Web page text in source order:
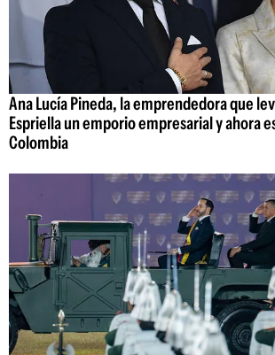
Ana Lucía Pineda, la emprendedora que
Espriella un emporio empresarial y ahora
Colombia